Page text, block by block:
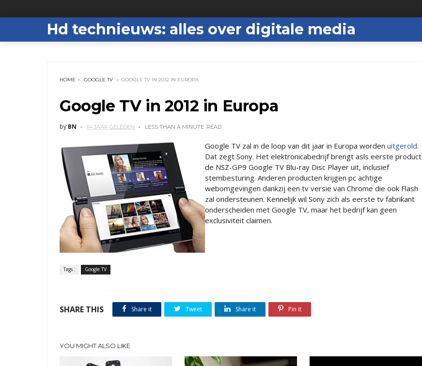
Hd technieuws: alles over digitale media
HOME GOOGLE TV GOOGLE TV IN 2012 IN EUROPA
Google TV in 2012 in Europa
by BN 14 JAAR GELEDEN LESS THAN A MINUTE READ
Google TV zal in de loop van dit jaar in Europa worden uitgerold.
Dat zegt Sony. Het elektronicabedrijf brengt asls eerste product
de NSZ-GP9 Google TV Blu-ray Disc Player uit, inclusief
stembesturing. Anderen producten krijgen pc achtige
webomgevingen dankzij een tv versie van Chrome die ook Flash
zal ondersteunen. Kennelijk wil Sony zich als eerste tv fabrikant
onderscheiden met Google TV, maar het bedrijf kan geen
exclusiviteit claimen.
Tags : Google TV
SHARE THIS Share it Tweet Share it Pin it
YOU MIGHT ALSO LIKE